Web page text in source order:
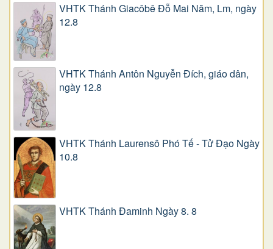
VHTK Thánh Giacôbê Ðỗ Mai Năm, Lm, ngày
12.8
VHTK Thánh Antôn Nguyễn Ðích, giáo dân,
ngày 12.8
VHTK Thánh Laurensô Phó Tế - Tử Đạo Ngày
10.8
VHTK Thánh Đaminh Ngày 8. 8